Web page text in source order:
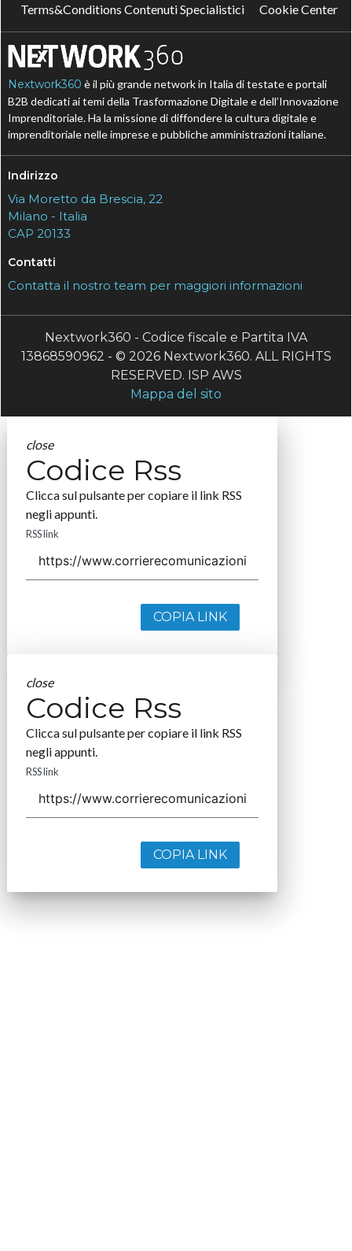
Terms&Conditions Contenuti Specialistici
Cookie Center
Nextwork360 è il più grande network in Italia di testate e portali
B2B dedicati ai temi della Trasformazione Digitale e dell’Innovazione
Imprenditoriale. Ha la missione di diffondere la cultura digitale e
imprenditoriale nelle imprese e pubbliche amministrazioni italiane.
Indirizzo
Via Moretto da Brescia, 22
Milano - Italia
CAP 20133
Contatti
Contatta il nostro team per maggiori informazioni
Nextwork360 - Codice fiscale e Partita IVA
13868590962 - © 2026 Nextwork360. ALL RIGHTS
RESERVED. ISP AWS
Mappa del sito
close
Codice Rss
Clicca sul pulsante per copiare il link RSS
negli appunti.
RSS link
COPIA LINK
close
Codice Rss
Clicca sul pulsante per copiare il link RSS
negli appunti.
RSS link
COPIA LINK